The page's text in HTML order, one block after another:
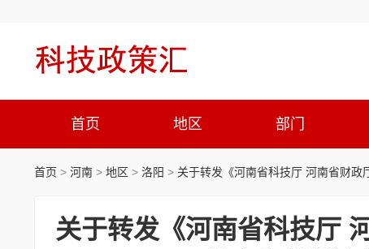
首页 地区 部门
首页 > 河南 > 地区 > 洛阳 > 关于转发《河南省科技厅 河南省财
关于转发《河南省科技厅